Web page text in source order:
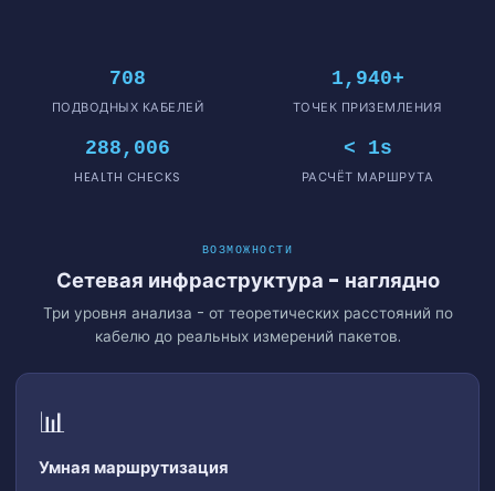
708
ПОДВОДНЫХ КАБЕЛЕЙ
1,940+
ТОЧЕК ПРИЗЕМЛЕНИЯ
288,006
HEALTH CHECKS
< 1s
РАСЧЁТ МАРШРУТА
ВОЗМОЖНОСТИ
Сетевая инфраструктура - наглядно
Три уровня анализа - от теоретических расстояний по
кабелю до реальных измерений пакетов.
📊
Умная маршрутизация